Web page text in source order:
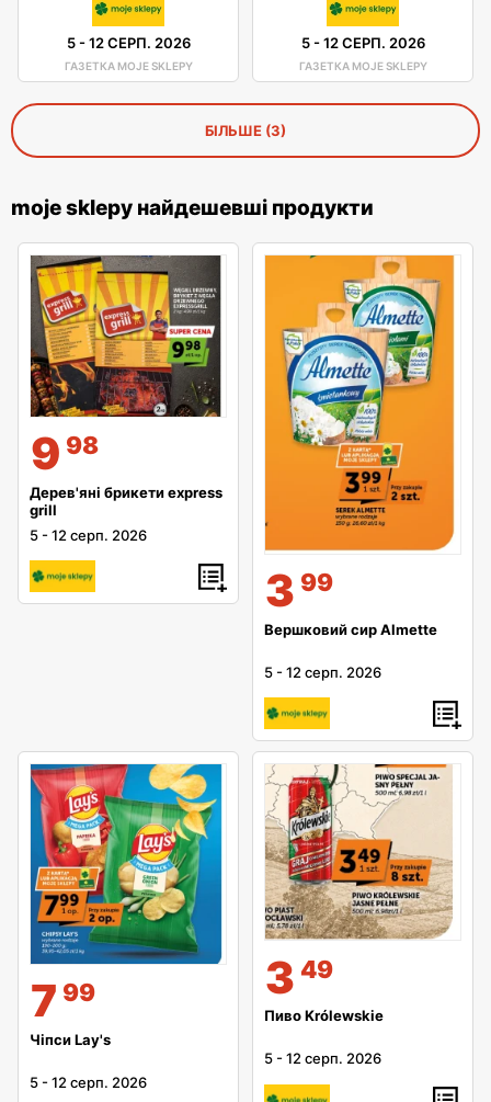
5-12 СЕРП. 2026
ГАЗЕТКА MOJE SKLEPY
5-12 СЕРП. 2026
ГАЗЕТКА MOJE SKLEPY
БІЛЬШЕ (3)
moje sklepy найдешевші продукти
9 98
Дерев'яні брикети express
grill
5 -12 серп. 2026
3 99
Вершковий сир Almette
5 -12 серп. 2026
7 99
Чіпси Lay's
5 -12 серп. 2026
3 49
Пиво Królewskie
5 -12 серп. 2026